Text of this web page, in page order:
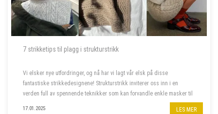
7 strikketips til plagg i strukturstrikk
Vi elsker nye utfordringer, og nå har vi lagt vår elsk på disse
fantastiske strikkedesignene! Strukturstrikk inviterer oss inn i en
verden full av spennende teknikker som kan forvandle enkle masker til
imponerende plagg. Dette er prosjektene som skal på våre pinner
17.01.2025 LES MER